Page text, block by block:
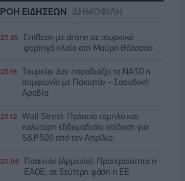
ΡΟΗ ΕΙΔΗΣΕΩΝ ΔΗΜΟΦΙΛΗ
23:25
Επίθεση με drone σε τουρκικό
φορτηγό πλοίο στη Μαύρη Θάλασσα
23:18
Τουρκία: Δεν παραβιάζει το ΝΑΤΟ η
συμφωνία με Πακιστάν – Σαουδική
Αραβία
23:12
Wall Street: Πράσινο ταμπλό και
καλύτερη εβδομαδιαία επίδοση για
S&P 500 από τον Απρίλιο
23:08
Πασινιάν (Αρμενία): Προτεραιότητα η
ΕΑΟΕ, σε δεύτερη φάση η ΕΕ